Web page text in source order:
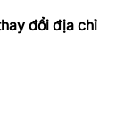
đổi địa chỉ